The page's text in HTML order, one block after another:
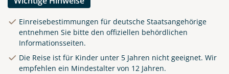
Einreisebestimmungen für deutsche Staatsangehörige
entnehmen Sie bitte den offiziellen behördlichen
Informationsseiten.
Die Reise ist für Kinder unter 5 Jahren nicht geeignet. Wir
empfehlen ein Mindestalter von 12 Jahren.